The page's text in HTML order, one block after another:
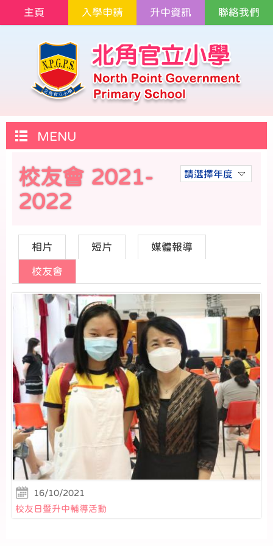
主頁 入學申請 升中資訊 聯絡我們
MENU
請選擇年度
校友會 2021-
2022
相片 短片 媒體報導
校友會
16/10/2021
校友日暨升中輔導活動